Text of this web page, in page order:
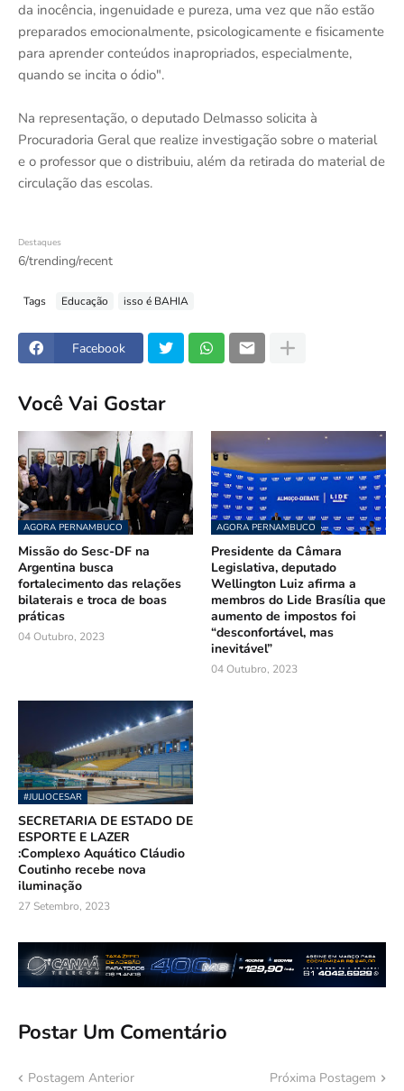
da inocência, ingenuidade e pureza, uma vez que não estão
preparados emocionalmente, psicologicamente e fisicamente
para aprender conteúdos inapropriados, especialmente,
quando se incita o ódio".
Na representação, o deputado Delmasso solicita à
Procuradoria Geral que realize investigação sobre o material
e o professor que o distribuiu, além da retirada do material de
circulação das escolas.
Destaques
6/trending/recent
Tags Educação isso é BAHIA
Facebook
Você Vai Gostar
AGORA PERNAMBUCO
Missão do Sesc-DF na
Argentina busca
fortalecimento das relações
bilaterais e troca de boas
práticas
04 Outubro, 2023
AGORA PERNAMBUCO
Presidente da Câmara
Legislativa, deputado
Wellington Luiz afirma a
membros do Lide Brasília que
aumento de impostos foi
“desconfortável, mas
inevitável”
04 Outubro, 2023
#JULIOCESAR
SECRETARIA DE ESTADO DE
ESPORTE E LAZER
:Complexo Aquático Cláudio
Coutinho recebe nova
iluminação
27 Setembro, 2023
Postar Um Comentário
Postagem Anterior Próxima Postagem